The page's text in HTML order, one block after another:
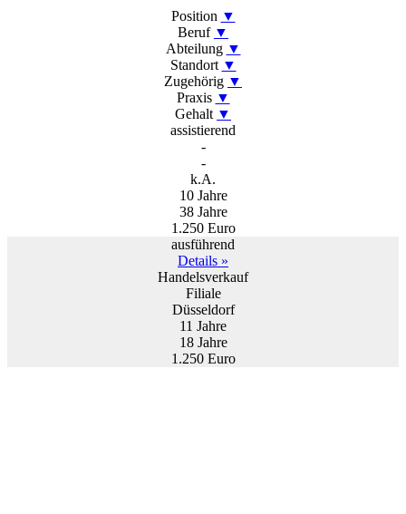
Position ▼
Beruf ▼
Abteilung ▼
Standort ▼
Zugehörig ▼
Praxis ▼
Gehalt ▼
assistierend
-
-
k.A.
10 Jahre
38 Jahre
1.250 Euro
ausführend
Details »
Handelsverkauf
Filiale
Düsseldorf
11 Jahre
18 Jahre
1.250 Euro